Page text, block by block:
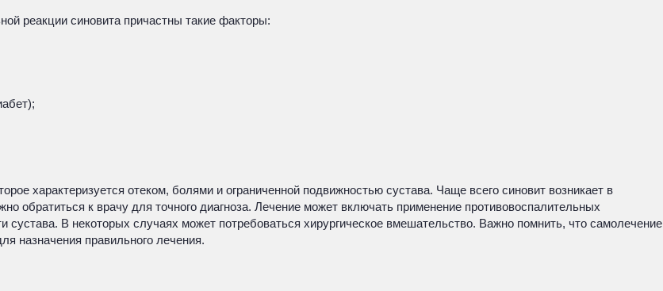
реакции синовита причастны такие факторы:
характеризуется отеком, болями и ограниченной подвижностью сустава. Чаще всего синовит возникает в
обратиться к врачу для точного диагноза. Лечение может включать применение противовоспалительных
В некоторых случаях может потребоваться хирургическое вмешательство. Важно помнить, что самолечение
назначения правильного лечения.